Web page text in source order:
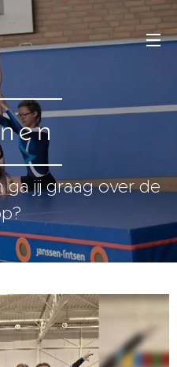
ga jij graag over de